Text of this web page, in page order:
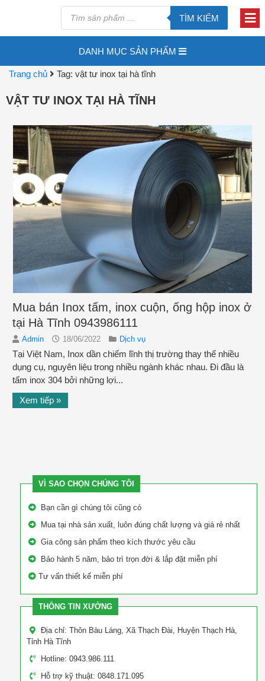
TÌM KIẾM
DANH MỤC SẢN PHẨM
Trang chủ Tag: vật tư inox tại hà tĩnh
VẬT TƯ INOX TẠI HÀ TĨNH
Mua bán Inox tấm, inox cuộn, ống hộp inox ở
tại Hà Tĩnh 0943986111
Admin 18/06/2022 Dịch vụ
Tại Việt Nam, Inox dần chiếm lĩnh thị trường thay thế nhiều
dụng cụ, nguyên liệu trong nhiều ngành khác nhau. Đi đầu là
tấm inox 304 bởi những lợi...
Xem tiếp »
VÌ SAO CHỌN CHÚNG TÔI
Bạn cần gì chúng tôi cũng có
Mua tại nhà sản xuất, luôn đúng chất lượng và giá rẻ nhất
Gia công sản phẩm theo kích thước yêu cầu
Bảo hành 5 năm, bảo trì trọn đời & lắp đặt miễn phí
Tư vấn thiết kế miễn phí
THÔNG TIN XƯỞNG
Địa chỉ: Thôn Bàu Láng, Xã Thạch Đài, Huyện Thạch Hà,
Tỉnh Hà Tĩnh
Hotline: 0943.986.111
Hỗ trợ kỹ thuật: 0848.171.095